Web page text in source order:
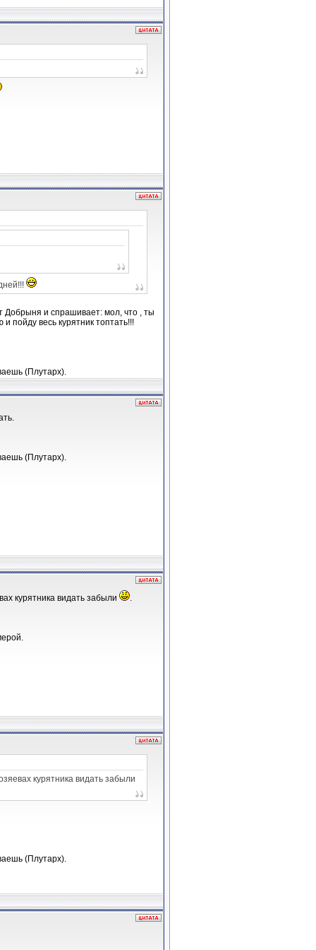
Добрыня и спрашивает: мол, что , ты
весь курятник топтать!!!
(Плутарх).
(Плутарх).
курятника видать забыли .
курятника видать забыли
(Плутарх).